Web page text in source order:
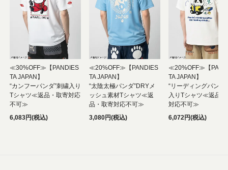
≪30%OFF≫【PANDIES
TA JAPAN】
“カンフーパンダ”刺繍入り
Tシャツ≪返品・取寄対応
不可≫
6,083円(税込)
≪20%OFF≫【PANDIES
TA JAPAN】
“太陰太極パンダ”DRYメ
ッシュ素材Tシャツ≪返
品・取寄対応不可≫
3,080円(税込)
≪20%OFF≫【
TA JAPAN】
“リーディングパンダ
入りTシャツ≪返品・
対応不可≫
6,072円(税込)